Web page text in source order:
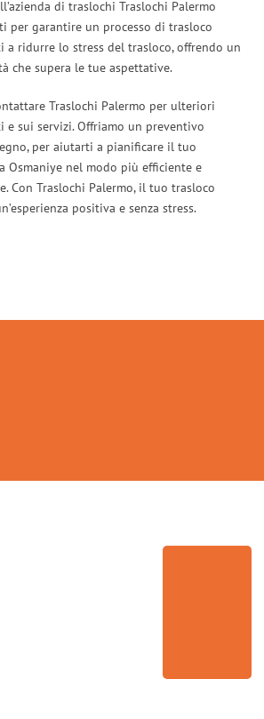
di traslochi Traslochi Palermo
per garantire un processo di trasloco
a ridurre lo stress del trasloco, offrendo un
che supera le tue aspettative.
Traslochi Palermo per ulteriori
e sui servizi. Offriamo un preventivo
per aiutarti a pianificare il tuo
Osmaniye nel modo più efficiente e
Con Traslochi Palermo, il tuo trasloco
positiva e senza stress.